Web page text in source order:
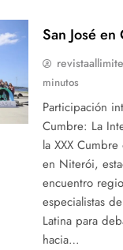
San José
minutos
Participación
Cumbre: La
la XXX
en Niterói,
encuentro
especialistas
Latina para
hacia…